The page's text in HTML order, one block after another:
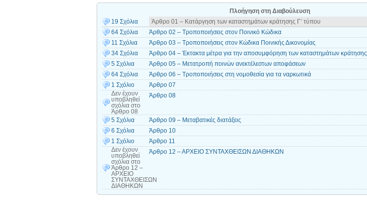
Πλοήγηση στη Διαβούλευση
19 Σχόλια
Άρθρο 01 – Κατάργηση των καταστημάτων κράτησης Γ’ τύπου
64 Σχόλια
Άρθρο 02 – Τροποποιήσεις στον Ποινικό Κώδικα
11 Σχόλια
Άρθρο 03 – Τροποποιήσεις στον Κώδικα Ποινικής Δικονομίας
34 Σχόλια
Άρθρο 04 – Έκτακτα μέτρα για την αποσυμφόρηση των καταστημάτων κράτησης
5 Σχόλια
Άρθρο 05 – Μετατροπή ποινών ανεκτέλεστων αποφάσεων
64 Σχόλια
Άρθρο 06 – Τροποποιήσεις στη νομοθεσία για τα ναρκωτικά
1 Σχόλιο
Άρθρο 07
Δεν έχουν
υποβληθεί
σχόλια στο
Άρθρο 08
Άρθρο 08
5 Σχόλια
Άρθρο 09 – Μεταβατικές διατάξεις
6 Σχόλια
Άρθρο 10
1 Σχόλιο
Άρθρο 11
Δεν έχουν
υποβληθεί
σχόλια στο
Άρθρο 12 –
ΑΡΧΕΙΟ
ΣΥΝΤΑΧΘΕΙΣΩΝ
ΔΙΑΘΗΚΩΝ
Άρθρο 12 – ΑΡΧΕΙΟ ΣΥΝΤΑΧΘΕΙΣΩΝ ΔΙΑΘΗΚΩΝ